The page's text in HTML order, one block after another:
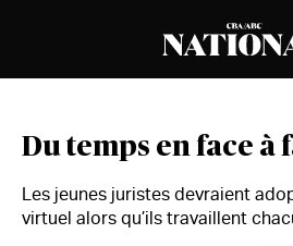
Du temps en face à
Les jeunes juristes devraient
virtuel alors qu’ils travaillent